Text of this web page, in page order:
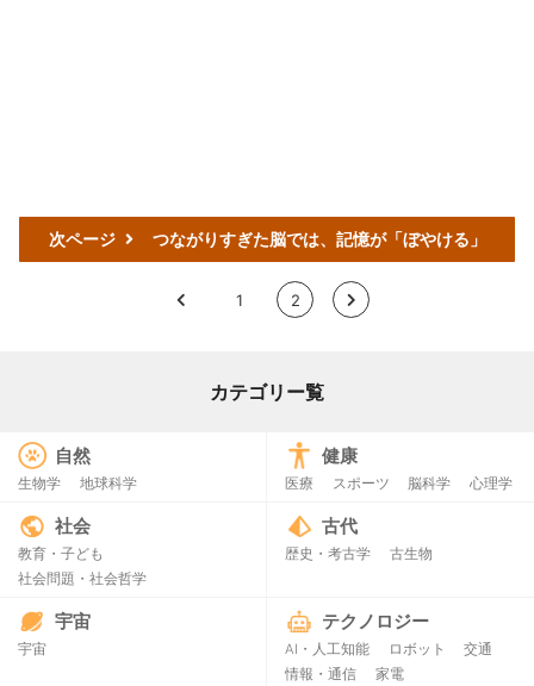
次ページ つながりすぎた脳では、記憶が「ぼやける」
< 1 2 >
カテゴリー覧
自然
生物学 地球科学
健康
医療 スポーツ 脳科学 心理学
社会
教育・子ども
社会問題・社会哲学
古代
歴史・考古学 古生物
宇宙
宇宙
テクノロジー
AI・人工知能 ロボット
交通
情報・通信
家電